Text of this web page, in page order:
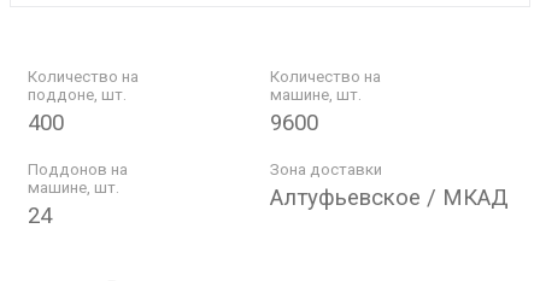
Количество на
поддоне, шт.
400
Количество на
машине, шт.
9600
Поддонов на
машине, шт.
24
Зона доставки
Алтуфьевское / МКАД